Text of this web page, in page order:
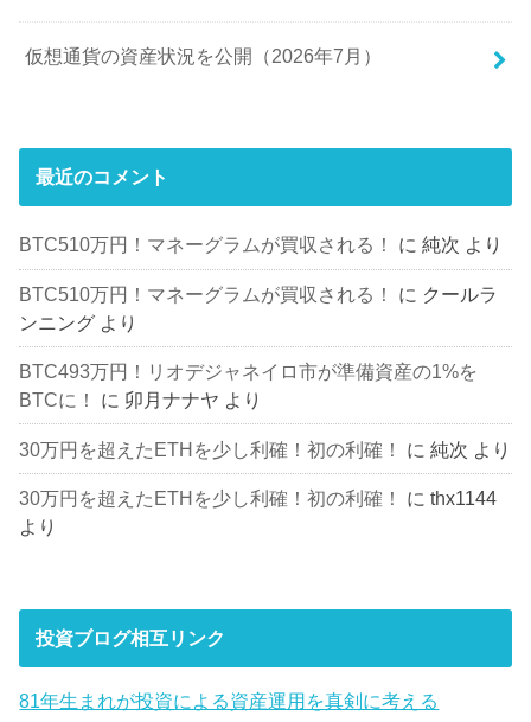
仮想通貨の資産状況を公開（2026年7月）
最近のコメント
BTC510万円！マネーグラムが買収される！ に純次 より
BTC510万円！マネーグラムが買収される！ に クールラ
ンニング より
BTC493万円！リオデジャネイロ市が準備資産の1%を
BTCに！
に 卯月ナナヤ より
30万円を超えたETHを少し利確！初の利確！ に純次 より
30万円を超えたETHを少し利確！初の利確！ にthx1144
より
投資ブログ相互リンク
81年生まれが投資による資産運用を真剣に考える